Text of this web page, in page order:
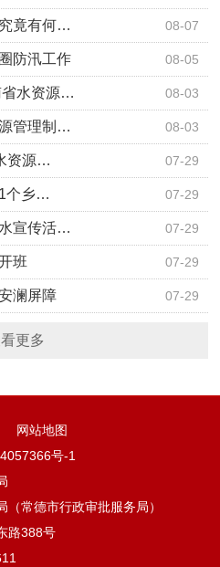
08-07
竟有何…
08-05
防汛工作
08-03
省水资源…
08-03
管理制…
07-29
资源…
07-29
个乡…
07-29
宣传活…
07-29
班
07-29
澜屏障
更多
网站地图
号-1
常德市行政审批服务局）
路388号